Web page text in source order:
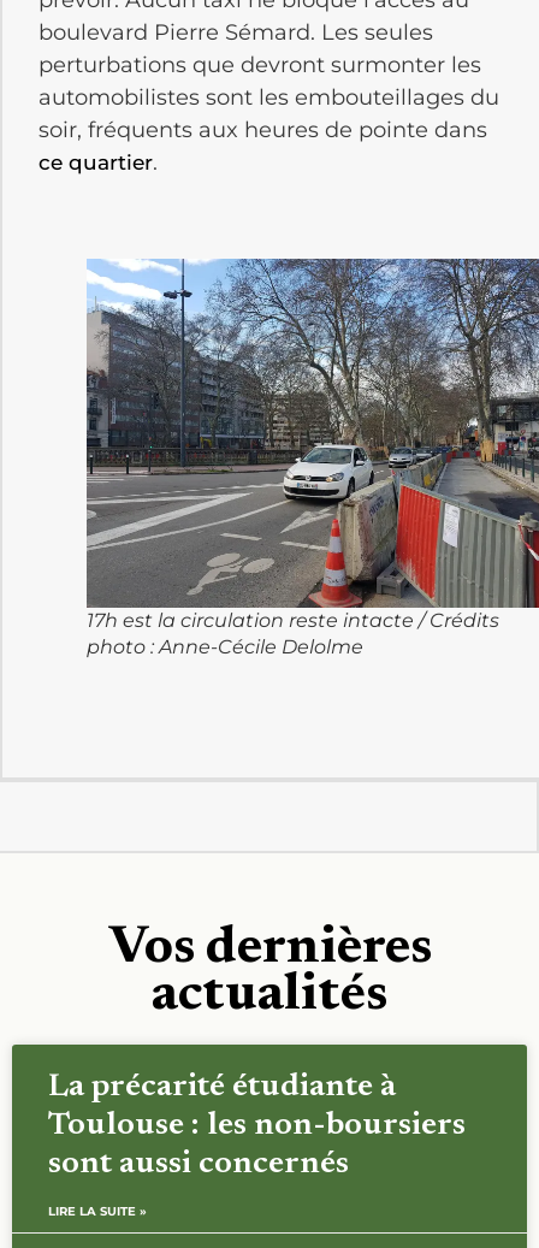
boulevard Pierre Sémard. Les seules
perturbations que devront surmonter les
automobilistes sont les embouteillages du
soir, fréquents aux heures de pointe dans
ce quartier.
17h est la circulation reste intacte / Crédits
photo : Anne-Cécile Delolme
Vos dernières
actualités
La précarité étudiante à
Toulouse : les non-boursiers
sont aussi concernés
LIRE LA SUITE »